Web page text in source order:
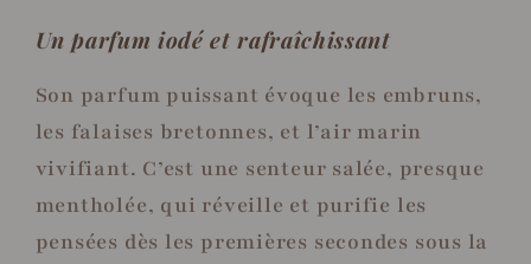
Un parfum iodé et rafraîchissant
Son parfum puissant évoque les embruns,
les falaises bretonnes, et l’air marin
vivifiant. C’est une senteur salée, presque
mentholée, qui réveille et purifie les
pensées dès les premières secondes sous la